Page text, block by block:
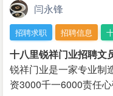
闫永锋
招聘求职 招聘信息
十八里锐祥门业招聘文
锐祥门业是一家专业制
资3000千一6000责任